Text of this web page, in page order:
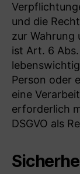
und die
zur Wahrung
ist Art. 6 Abs.
Person oder
eine
erforderlich
DSGVO als